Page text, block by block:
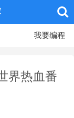
我要编程
界热血番